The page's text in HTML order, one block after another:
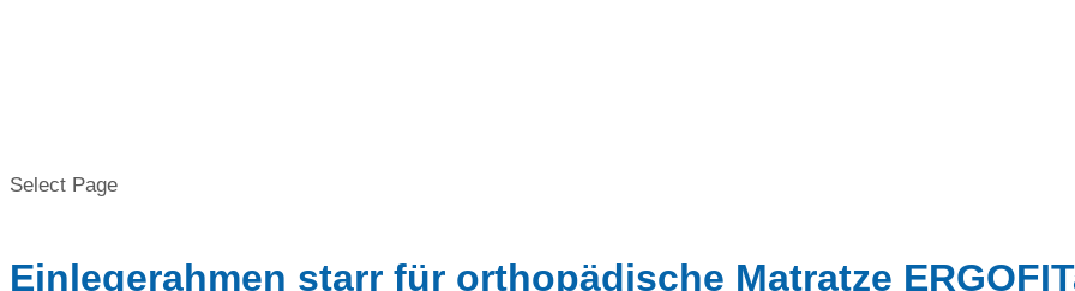
Select Page
Einlegerahmen starr für orthopädische Matratze